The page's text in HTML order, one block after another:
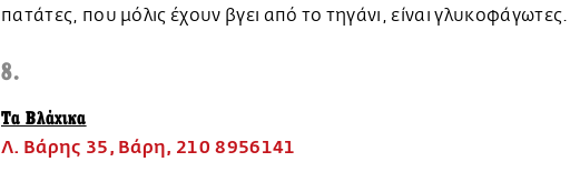
πατάτες, που μόλις έχουν βγει από το τηγάνι, είναι γλυκοφάγωτες.
8.
Τα Βλάχικα
Λ. Βάρης 35, Βάρη, 210 8956141